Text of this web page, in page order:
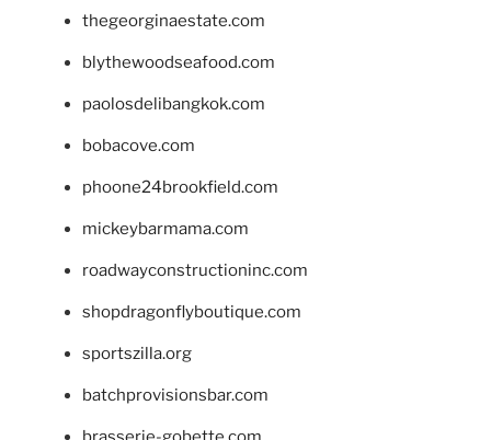
thegeorginaestate.com
blythewoodseafood.com
paolosdelibangkok.com
bobacove.com
phoone24brookfield.com
mickeybarmama.com
roadwayconstructioninc.com
shopdragonflyboutique.com
sportszilla.org
batchprovisionsbar.com